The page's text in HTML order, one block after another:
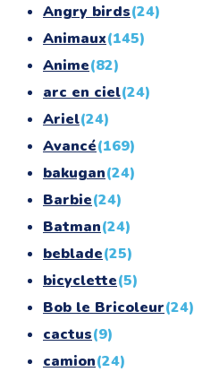
Angry birds(24)
Animaux(145)
Anime(82)
arc en ciel(24)
Ariel(24)
Avancé(169)
bakugan(24)
Barbie(24)
Batman(24)
beblade(25)
bicyclette(5)
Bob le Bricoleur(24)
cactus(9)
camion(24)